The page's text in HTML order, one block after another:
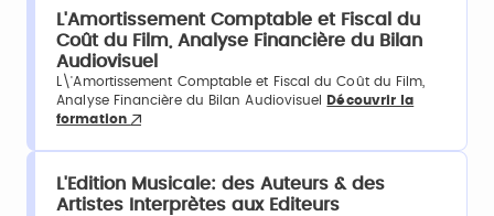
L'Amortissement Comptable et Fiscal du
Coût du Film, Analyse Financière du Bilan
Audiovisuel
L\'Amortissement Comptable et Fiscal du Coût du Film,
Analyse Financière du Bilan Audiovisuel
Découvrir la
formation
L'Edition Musicale: des Auteurs & des
Artistes Interprètes aux Editeurs